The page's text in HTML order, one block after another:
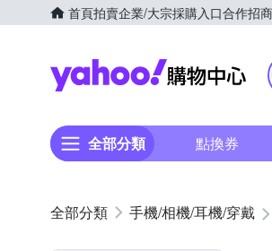
首頁拍賣企業/大宗採購入口合作招商
全部分類 點換券
手機/相機/耳機/穿戴